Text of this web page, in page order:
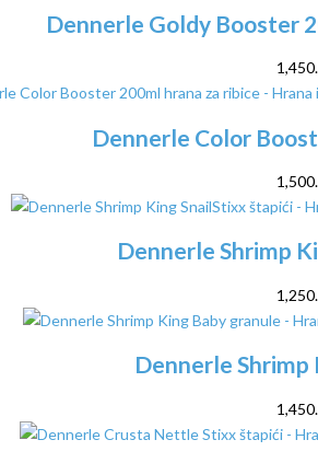
Dennerle Goldy Booster
Dennerle Color
Dennerle Shrimp
Dennerle Shrimp